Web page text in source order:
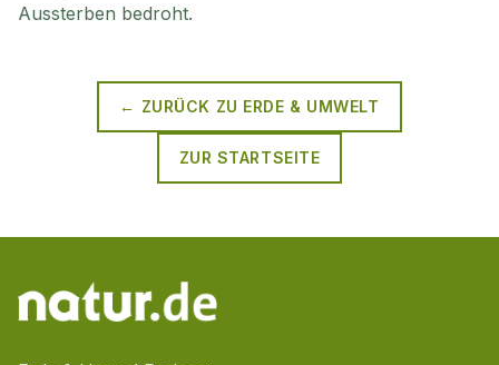
Aussterben bedroht.
← ZURÜCK ZU ERDE & UMWELT
ZUR STARTSEITE